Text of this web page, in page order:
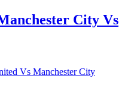
City Vs
Vs Manchester City